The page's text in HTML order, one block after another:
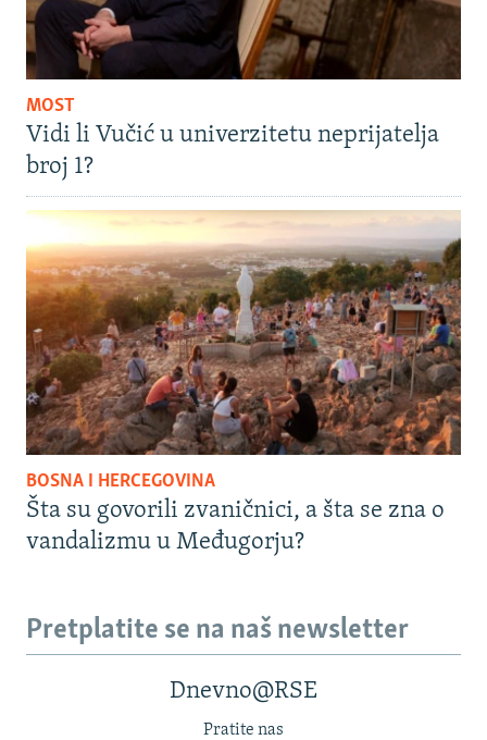
MOST
Vidi li Vučić u univerzitetu neprijatelja
broj 1?
BOSNA I HERCEGOVINA
Šta su govorili zvaničnici, a šta se zna o
vandalizmu u Međugorju?
Pretplatite se na naš newsletter
Dnevno@RSE
Pratite nas